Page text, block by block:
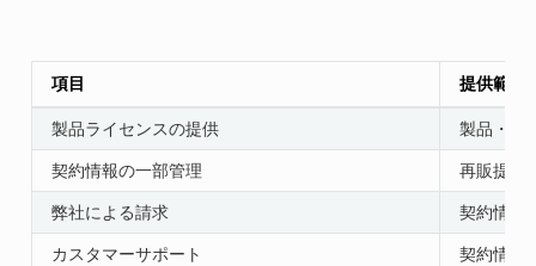
項目 提供範囲
製品ライセンスの提供 製品・サ
契約情報の一部管理 再販提供
弊社による請求 契約情報
カスタマーサポート 契約情報